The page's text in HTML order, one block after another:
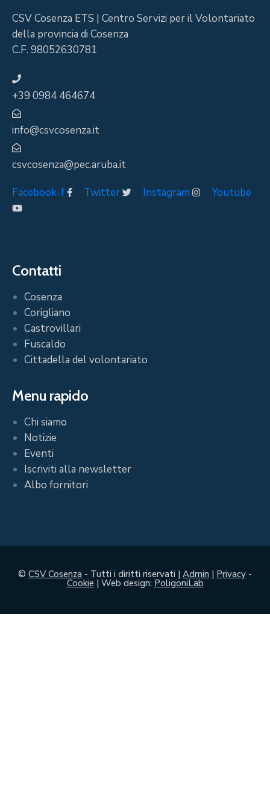
CSV Cosenza ETS | Centro Servizi per il Volontariato
della provincia di Cosenza
C.F. 98052630781
+39 0984 464674
info@csvcosenza.it
csvcosenza@pec.aruba.it
Facebook-f
Twitter Instagram Youtube
Contatti
Cosenza
Corigliano
Castrovillari
Fuscaldo
Cittadella del volontariato
Menu rapido
Chi siamo
Notizie
Eventi
Iscriviti alla newsletter
Albo fornitori
© CSV Cosenza - Tutti i diritti riservati | Admin | Privacy -
Cookie | Web design: PoligoniLab